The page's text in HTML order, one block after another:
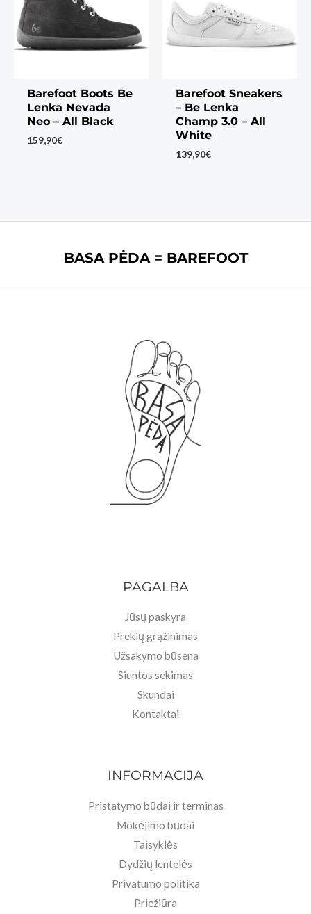
Barefoot Boots Be
Lenka Nevada
Neo – All Black
159,90€
Barefoot Sneakers
– Be Lenka
Champ 3.0 – All
White
139,90€
BASA PĖDA = BAREFOOT
PAGALBA
Jūsų paskyra
Prekių grąžinimas
Užsakymo būsena
Siuntos sekimas
Skundai
Kontaktai
INFORMACIJA
Pristatymo būdai ir terminas
Mokėjimo būdai
Taisyklės
Dydžių lentelės
Privatumo politika
Priežiūra